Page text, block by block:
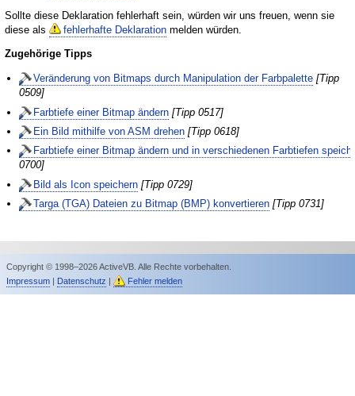
Sollte diese Deklaration fehlerhaft sein, würden wir uns freuen, wenn sie
diese als
fehlerhafte Deklaration melden würden.
Zugehörige Tipps
Veränderung von Bitmaps durch Manipulation der Farbpalette [Tipp
0509]
Farbtiefe einer Bitmap ändern [Tipp 0517]
Ein Bild mithilfe von ASM drehen [Tipp 0618]
Farbtiefe einer Bitmap ändern und in verschiedenen Farbtiefen
0700]
Bild als Icon speichern [Tipp 0729]
Targa (TGA) Dateien zu Bitmap (BMP) konvertieren [Tipp 0731]
Copyright © 1998–2026 ActiveVB. Alle Rechte vorbehalten.
Impressum| Datenschutz Fehler melden